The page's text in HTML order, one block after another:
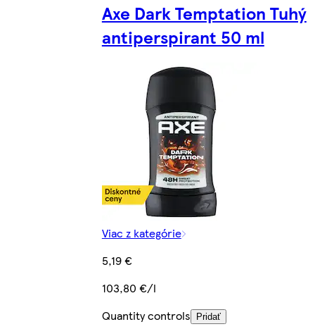
Axe Dark Temptation Tuhý
antiperspirant 50 ml
Viac z kategórie
5,19 €
103,80 €/l
Quantity controls
Pridať